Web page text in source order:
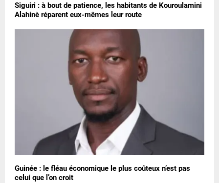
Siguiri : à bout de patience, les habitants de Kouroulamini
Alahinè réparent eux-mêmes leur route
Guinée : le fléau économique le plus coûteux n’est pas
celui que l’on croit